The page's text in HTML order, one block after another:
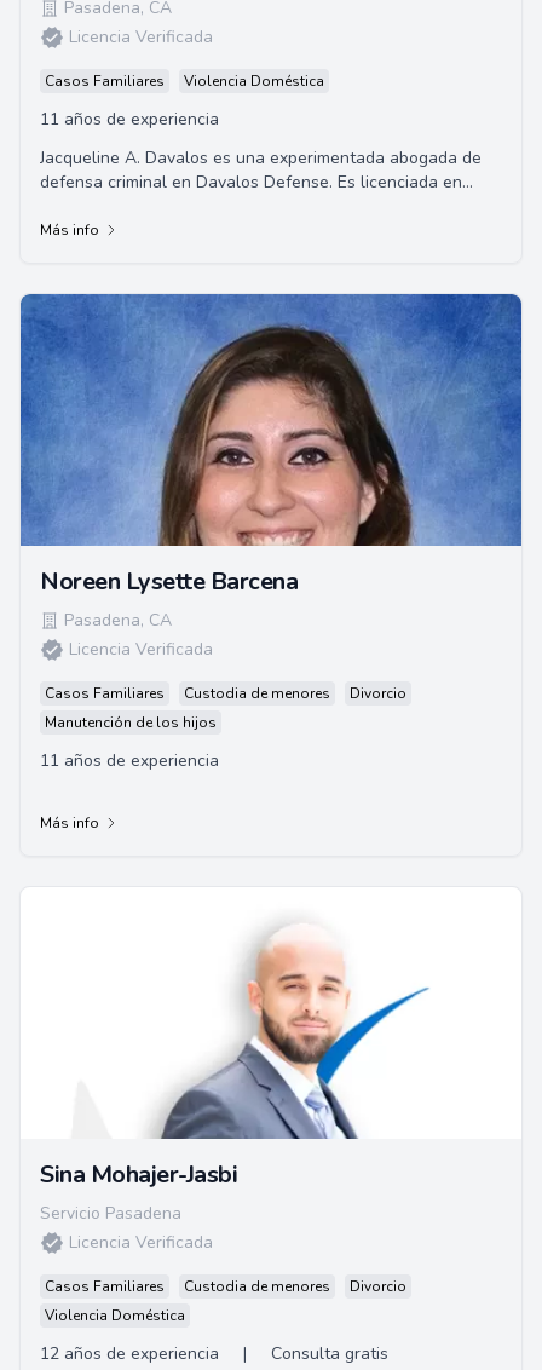
Pasadena, CA
Licencia Verificada
Casos Familiares Violencia Doméstica
11 años de experiencia
Jacqueline A. Davalos es una experimentada abogada de
defensa criminal en Davalos Defense. Es licenciada en
Más info
Noreen Lysette Barcena
Pasadena, CA
Licencia Verificada
Casos Familiares Custodia de menores
Divorcio
Manutención de los hijos
11 años de experiencia
Más info
Sina Mohajer-Jasbi
Servicio Pasadena
Licencia Verificada
Casos Familiares Custodia de menores
Divorcio
Violencia Doméstica
12 años de experiencia |
Consulta gratis